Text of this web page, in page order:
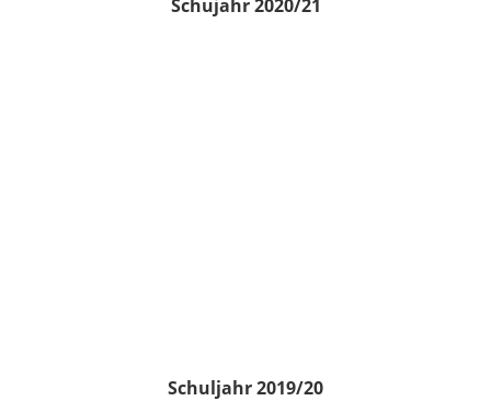
Schujahr 2020/21
Schuljahr 2019/20